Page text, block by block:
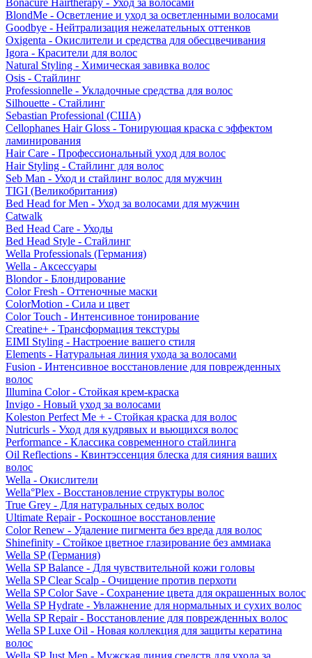
Bonacure Hairtherapy - Уход за волосами
BlondMe - Осветление и уход за осветленными волосами
Goodbye - Нейтрализация нежелательных оттенков
Oxigenta - Окислители и средства для обесцвечивания
Igora - Красители для волос
Natural Styling - Химическая завивка волос
Osis - Стайлинг
Professionnelle - Укладочные средства для волос
Silhouette - Стайлинг
Sebastian Professional (США)
Cellophanes Hair Gloss - Тонирующая краска с эффектом
ламинирования
Hair Care - Профессиональный уход для волос
Hair Styling - Стайлинг для волос
Seb Man - Уход и стайлинг волос для мужчин
TIGI (Великобритания)
Bed Head for Men - Уход за волосами для мужчин
Catwalk
Bed Head Care - Уходы
Bed Head Style - Стайлинг
Wella Professionals (Германия)
Wella - Аксессуары
Blondor - Блондирование
Color Fresh - Оттеночные маски
ColorMotion - Сила и цвет
Color Touch - Интенсивное тонирование
Creatine+ - Трансформация текстуры
EIMI Styling - Настроение вашего стиля
Elements - Натуральная линия ухода за волосами
Fusion - Интенсивное восстановление для поврежденных
волос
Illumina Color - Стойкая крем-краска
Invigo - Новый уход за волосами
Koleston Perfect Me + - Стойкая краска для волос
Nutricurls - Уход для кудрявых и вьющихся волос
Performance - Классика современного стайлинга
Oil Reflections - Квинтэссенция блеска для сияния ваших
волос
Wella - Окислители
Wella°Plex - Восстановление структуры волос
True Grey - Для натуральных седых волос
Ultimate Repair - Роскошное восстановление
Color Renew - Удаление пигмента без вреда для волос
Shinefinity - Стойкое цветное глазирование без аммиака
Wella SP (Германия)
Wella SP Balance - Для чувствительной кожи головы
Wella SP Clear Scalp - Очищение против перхоти
Wella SP Color Save - Сохранение цвета для окрашенных волос
Wella SP Hydrate - Увлажнение для нормальных и сухих волос
Wella SP Repair - Восстановление для поврежденных волос
Wella SP Luxe Oil - Новая коллекция для защиты кератина
волос
Wella SP Just Men - Мужская линия средств для ухода за